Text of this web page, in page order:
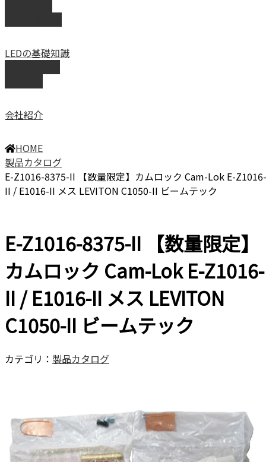
LEDの基礎知識
会社紹介
HOME
製品カタログ
E-Z1016-8375-II 【数量限定】カムロック Cam-Lok E-Z1016-
II / E1016-II メス LEVITON C1050-II ビームテック
E-Z1016-8375-II 【数量限定】
カムロック Cam-Lok E-Z1016-
II / E1016-II メス LEVITON
C1050-II ビームテック
カテゴリ： 製品カタログ